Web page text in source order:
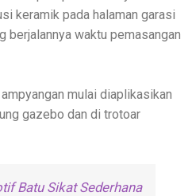
keramik pada halaman garasi
berjalannya waktu pemasangan
mulai diaplikasikan
gazebo dan di trotoar
Batu Sikat Sederhana